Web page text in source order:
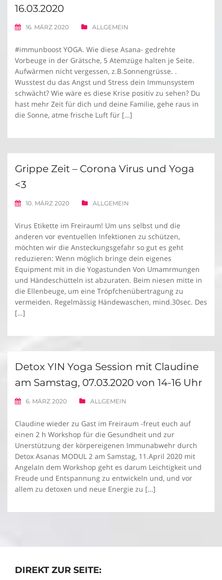
16.03.2020
16. MÄRZ 2020 ALLGEMEIN
#immunboost YOGA. Wie diese Asana- gedrehte
Vorbeuge in der Grätsche, 5 Atemzüge halten je Seite.
Aufwärmen nicht vergessen, z.B.Sonnengrüsse. .
Wusstest du das Angst und Stress dein Immunsystem
schwächt? Wie wäre es diese Krise positiv zu sehen? Du
hast mehr Zeit für dich und deine Familie, gehe raus in
die Sonne, atme frische Luft für […]
Grippe Zeit – Corona Virus und Yoga
<3
10. MÄRZ 2020 ALLGEMEIN
Virus Etikette im Freiraum! Um uns selbst und die
anderen vor eventuellen Infektionen zu schützen,
möchten wir die Ansteckungsgefahr so gut es geht
reduzieren: Wenn möglich bringe dein eigenes
Equipment mit in die Yogastunden Von Umamrmungen
und Händeschütteln ist abzuraten. Beim niesen mitte in
die Ellenbeuge, um eine Tröpfchenübertragung zu
vermeiden. Regelmässig Händewaschen, mind.30sec. Des
[…]
Detox YIN Yoga Session mit Claudine
am Samstag, 07.03.2020 von 14-16 Uhr
6. MÄRZ 2020 ALLGEMEIN
Claudine wieder zu Gast im Freiraum -freut euch auf
einen 2 h Workshop für die Gesundheit und zur
Unerstützung der körpereigenen Immunabwehr durch
Detox Asanas MODUL 2 am Samstag, 11.April 2020 mit
AngelaIn dem Workshop geht es darum Leichtigkeit und
Freude und Entspannung zu entwickeln und, und vor
allem zu detoxen und neue Energie zu […]
DIREKT ZUR SEITE: